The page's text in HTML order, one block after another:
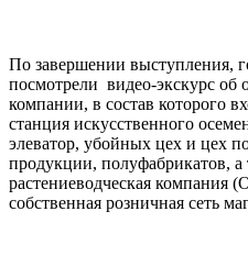
По завершении выступления,
посмотрели видео-экскурс об
компании, в состав которого
станция искусственного
элеватор, убойных цех и цех
продукции, полуфабрикатов, а
растениеводческая
собственная розничная сеть